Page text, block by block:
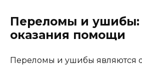
Переломы и
оказания помощи
Переломы и ушибы являются